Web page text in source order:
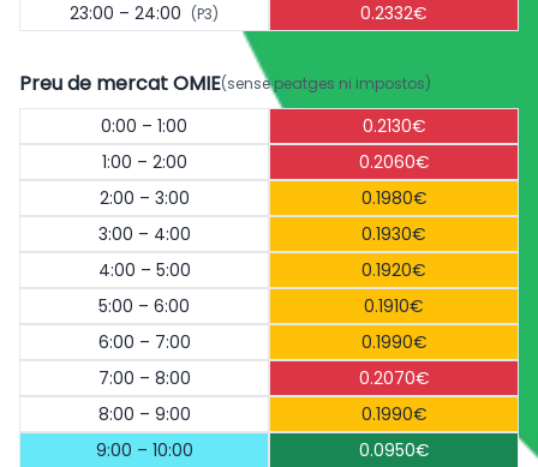
23:00 – 24:00 (P3) 0.2332€
Preu de mercat OMIE(sense peatges ni impostos)
0:00 – 1:00
0.2130€
1:00 – 2:00
0.2060€
2:00 – 3:00
0.1980€
3:00 – 4:00
0.1930€
4:00 – 5:00
0.1920€
5:00 – 6:00
0.1910€
6:00 – 7:00
0.1990€
7:00 – 8:00
0.2070€
8:00 – 9:00
0.1990€
9:00 – 10:00
0.0950€